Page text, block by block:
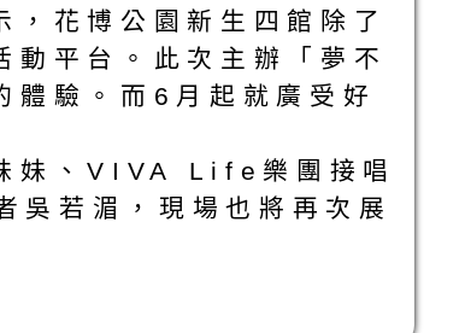
花博公園新生四館除了
動平台。此次主辦「夢不
體驗。而6月起就廣受好
妹、VIVA Life樂團接唱
若湄，現場也將再次展